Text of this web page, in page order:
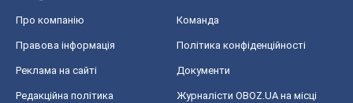
Про компанію Команда
Правова інформація Політика конфіденційності
Реклама на сайті Документи
Редакційна політика
Журналісти OBOZ.UA на місці